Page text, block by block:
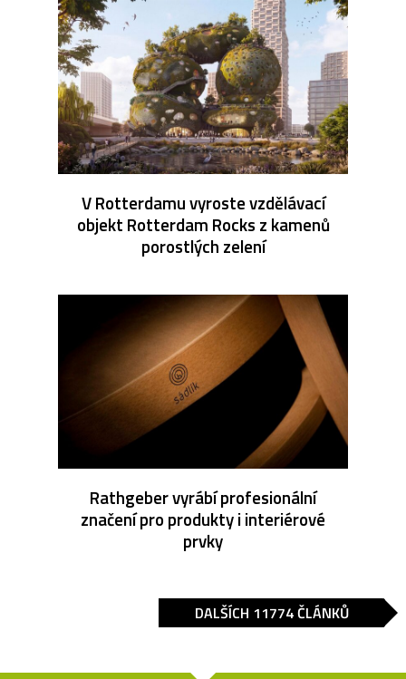
V Rotterdamu vyroste vzdělávací
objekt Rotterdam Rocks z kamenů
porostlých zelení
Rathgeber vyrábí profesionální
značení pro produkty i interiérové
prvky
DALŠÍCH 11774 ČLÁNKŮ